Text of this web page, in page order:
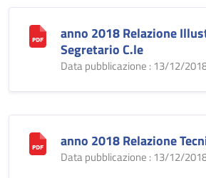
anno 2018 Relazione
Segretario C.le
Data pubblicazione : 13/12/
anno 2018 Relazione
Data pubblicazione : 13/12/